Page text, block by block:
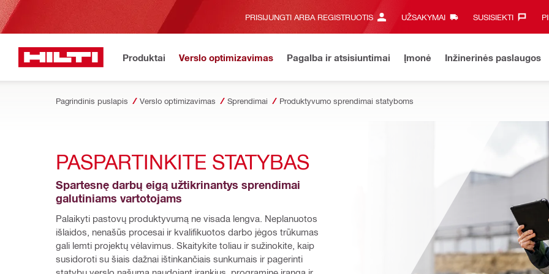
PRISIJUNGTI ARBA REGISTRUOTIS UŽSAKYMAI SUSISIEKTI‎
Produktai Verslo optimizavimas Pagalba ir atsisiuntimai Įmonė Inžinerinės paslaugos
Pagrindinis puslapis Verslo optimizavimas Sprendimai Produktyvumo sprendimai statyboms
PASPARTINKITE STATYBAS
Spartesnę darbų eigą užtikrinantys sprendimai
galutiniams vartotojams
Palaikyti pastovų produktyvumą ne visada lengva. Neplanuotos
išlaidos, nenašūs procesai ir kvalifikuotos darbo jėgos trūkumas
gali lemti projektų vėlavimus. Skaitykite toliau ir sužinokite, kaip
susidoroti su šiais dažnai ištinkančiais sunkumais ir pagerinti